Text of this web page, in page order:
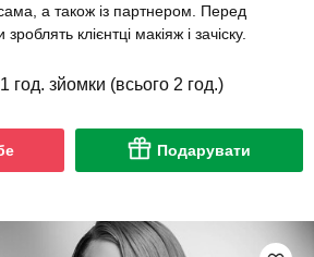
а також із партнером. Перед
клієнтці макіяж і зачіску.
1 год. зйомки (всього 2 год.)
Подарувати